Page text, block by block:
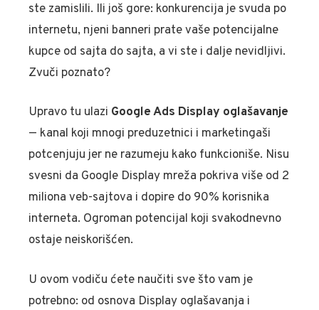
ste zamislili. Ili još gore: konkurencija je svuda po
internetu, njeni banneri prate vaše potencijalne
kupce od sajta do sajta, a vi ste i dalje nevidljivi.
Zvuči poznato?
Upravo tu ulazi Google Ads Display oglašavanje
— kanal koji mnogi preduzetnici i marketingaši
potcenjuju jer ne razumeju kako funkcioniše. Nisu
svesni da Google Display mreža pokriva više od 2
miliona veb-sajtova i dopire do 90% korisnika
interneta. Ogroman potencijal koji svakodnevno
ostaje neiskorišćen.
U ovom vodiču ćete naučiti sve što vam je
potrebno: od osnova Display oglašavanja i